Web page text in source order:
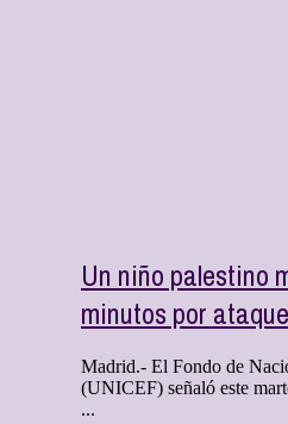
Un niño palestino
minutos por
Madrid.- El Fondo de
(UNICEF) señaló este
...